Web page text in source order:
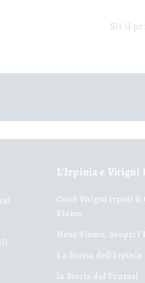
Sii il
L'Irpinia e
Cos'è Vitigni Irpini &
Siamo
Dove Siamo, Scopri
La Storia dell'Irpinia
la Storia del Taurasi